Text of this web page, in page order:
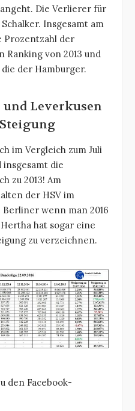
angeht. Die Verlierer für
Insgesamt am
Prozentzahl der
Ranking von 2013 und
der Hamburger.
Leverkusen
im Vergleich zum Juli
die
zu 2013! Am
der HSV im
Berliner wenn man 2016
hat sogar eine
zu verzeichnen.
den Facebook-